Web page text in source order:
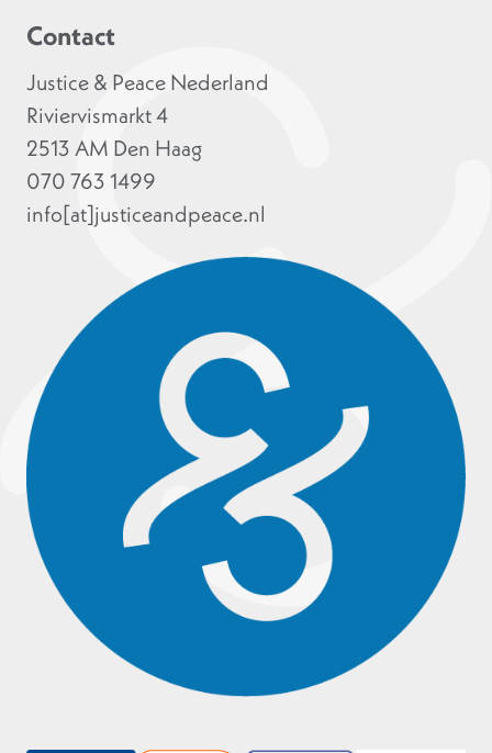
Contact
Justice & Peace Nederland
Riviervismarkt 4
2513 AM Den Haag
070 763 1499
info[at]justiceandpeace.nl